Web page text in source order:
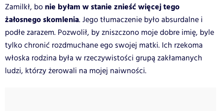
Zamilkł, bo nie byłam w stanie znieść więcej tego
żałosnego skomlenia. Jego tłumaczenie było absurdalne i
podłe zarazem. Pozwolił, by zniszczono moje dobre imię, byle
tylko chronić rozdmuchane ego swojej matki. Ich rzekoma
włoska rodzina była w rzeczywistości grupą zakłamanych
ludzi, którzy żerowali na mojej naiwności.